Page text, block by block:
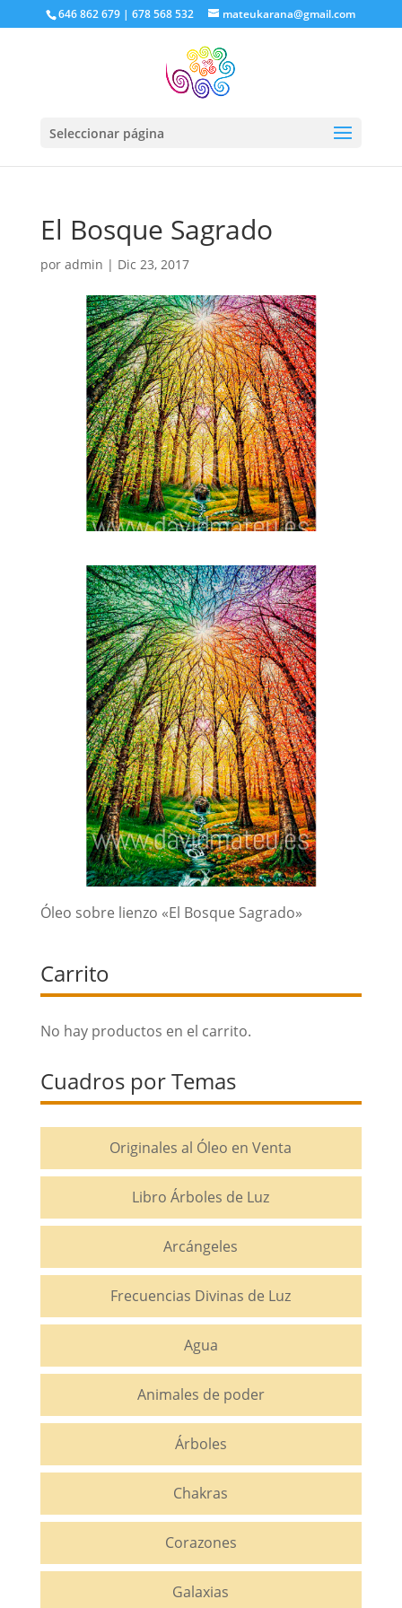
646 862 679 | 678 568 532 mateukarana@gmail.com
Seleccionar página
El Bosque Sagrado
por admin | Dic 23, 2017
Óleo sobre lienzo «El Bosque Sagrado»
Carrito
No hay productos en el carrito.
Cuadros por Temas
Originales al Óleo en Venta
Libro Árboles de Luz
Arcángeles
Frecuencias Divinas de Luz
Agua
Animales de poder
Árboles
Chakras
Corazones
Galaxias